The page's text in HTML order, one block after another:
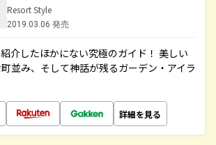
Resort Style
2019.03.06 発売
介したほかにない究極のガイド！ 美しい
並み、そして神話が残るガーデン・アイラ
詳細を見る